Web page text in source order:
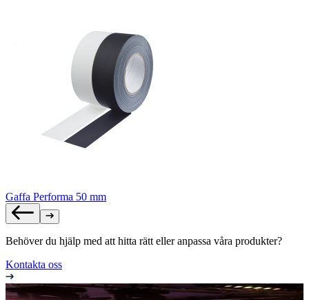
Gaffa Performa 50 mm
Behöver du hjälp med att hitta rätt eller anpassa våra produkter?
Kontakta oss